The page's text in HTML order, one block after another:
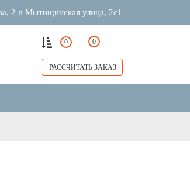
2-я Мытищинская улица, 2с1
0 0
РАССЧИТАТЬ ЗАКАЗ